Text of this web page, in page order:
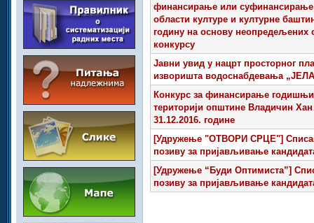
финансирање или суфинансирање
области културе и културне
годину на основу неопредељених
конкурсу
Јавни увид у нацрт просторног
изворишта водоснабдевања
Конкурс за финансирање
територији општине Владичин
31.12.2016. године
[Удружење "ОТВОРИ СРЦЕ"]
позиву за пријављивање
[Удружење “Буди Оптимиста”]
позиву за пријављивање